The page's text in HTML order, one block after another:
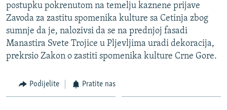
RSE PRIČE IZ SVIJETA
ISPRIČAJ MI
DNEVNO@RSE
VIŠE OD NASLOVA
postupku pokrenutom na temelju kaznene prijave
Zavoda za zastitu spomenika kulture sa Cetinja zbog
sumnje da je, nalozivsi da se na prednjoj fasadi
Manastira Svete Trojice u Pljevljima uradi dekoracija,
prekrsio Zakon o zastiti spomenika kulture Crne Gore.
Podijelite Pratite nas